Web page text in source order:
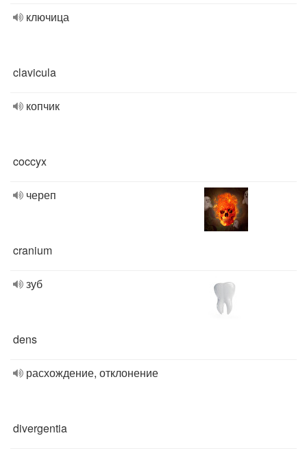
ключица
clavicula
копчик
coccyx
череп
cranium
зуб
dens
расхождение, отклонение
divergentia